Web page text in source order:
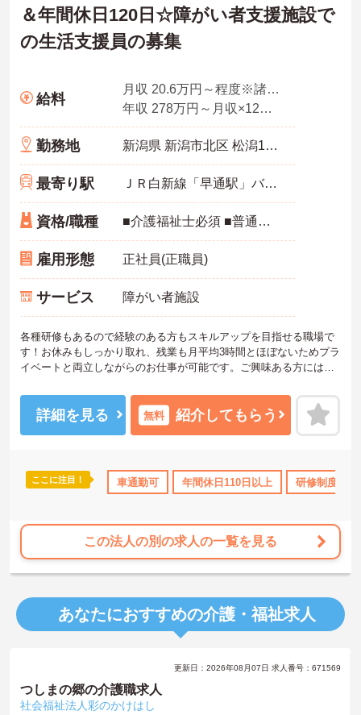
＆年間休日120日☆障がい者支援施設で
の生活支援員の募集
給料
月収 20.6万円～程度※諸手当込
年収 278万円～月収×12ヶ月＋賞与2.00ヶ月想定
勤務地 新潟県 新潟市北区 松潟1482-1
最寄り駅 ＪＲ白新線「早通駅」バス・車5分
資格/職種 ■介護福祉士必須 ■普通自動車運転免許（AT限定可）必須 ■実務経験必須
雇用形態 正社員(正職員)
サービス 障がい者施設
各種研修もあるので経験のある方もスキルアップを目指せる職場で
す！お休みもしっかり取れ、残業も月平均3時間とほぼないためプラ
イベートと両立しながらのお仕事が可能です。ご興味ある方には、
談ください。
詳細を見る 無料 紹介してもらう
ここに注目！ 車通勤可 年間休日110日以上 研修制度あり
この法人の別の求人の一覧を見る
あなたにおすすめの介護・福祉求人
更新日：2026年08月07日 求人番号：671569
つしまの郷の介護職求人
社会福祉法人彩のかけはし